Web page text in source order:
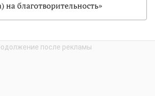
на благотворительность»